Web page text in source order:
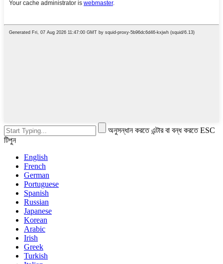
অনুসন্ধান করতে এন্টার বা বন্ধ করতে ESC
টিপুন
English
French
German
Portuguese
Spanish
Russian
Japanese
Korean
Arabic
Irish
Greek
Turkish